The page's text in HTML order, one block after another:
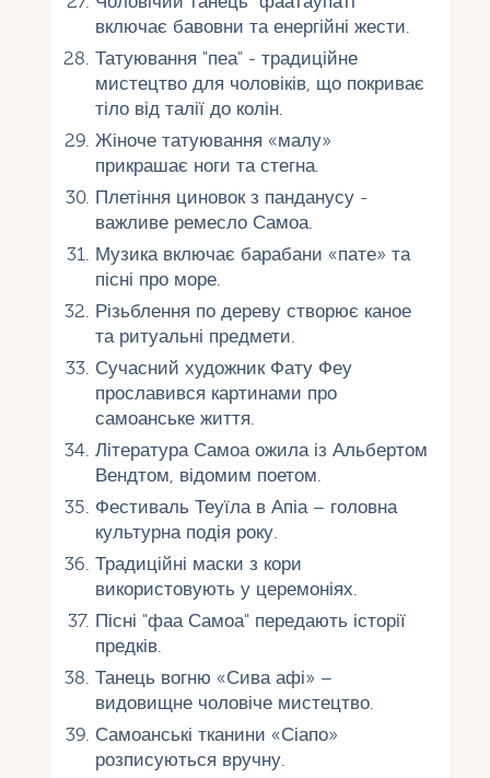
включає бавовни та енергійні жести.
Татуювання "пеа" - традиційне
мистецтво для чоловіків, що покриває
тіло від талії до колін.
Жіноче татуювання «малу»
прикрашає ноги та стегна.
Плетіння циновок з панданусу -
важливе ремесло Самоа.
Музика включає барабани «пате» та
пісні про море.
Різьблення по дереву створює каное
та ритуальні предмети.
Сучасний художник Фату Феу
прославився картинами про
самоанське життя.
Література Самоа ожила із Альбертом
Вендтом, відомим поетом.
Фестиваль Теуїла в Апіа – головна
культурна подія року.
Традиційні маски з кори
використовують у церемоніях.
Пісні "фаа Самоа" передають історії
предків.
Танець вогню «Сива афі» –
видовищне чоловіче мистецтво.
Самоанські тканини «Сіапо»
розписуються вручну.